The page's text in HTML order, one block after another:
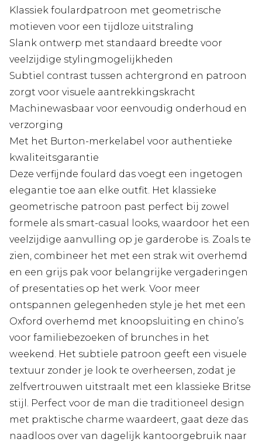
Klassiek foulardpatroon met geometrische
motieven voor een tijdloze uitstraling
Slank ontwerp met standaard breedte voor
veelzijdige stylingmogelijkheden
Subtiel contrast tussen achtergrond en patroon
zorgt voor visuele aantrekkingskracht
Machinewasbaar voor eenvoudig onderhoud en
verzorging
Met het Burton-merkelabel voor authentieke
kwaliteitsgarantie
Deze verfijnde foulard das voegt een ingetogen
elegantie toe aan elke outfit. Het klassieke
geometrische patroon past perfect bij zowel
formele als smart-casual looks, waardoor het een
veelzijdige aanvulling op je garderobe is. Zoals te
zien, combineer het met een strak wit overhemd
en een grijs pak voor belangrijke vergaderingen
of presentaties op het werk. Voor meer
ontspannen gelegenheden style je het met een
Oxford overhemd met knoopsluiting en chino’s
voor familiebezoeken of brunches in het
weekend. Het subtiele patroon geeft een visuele
textuur zonder je look te overheersen, zodat je
zelfvertrouwen uitstraalt met een klassieke Britse
stijl. Perfect voor de man die traditioneel design
met praktische charme waardeert, gaat deze das
naadloos over van dagelijk kantoorgebruik naar